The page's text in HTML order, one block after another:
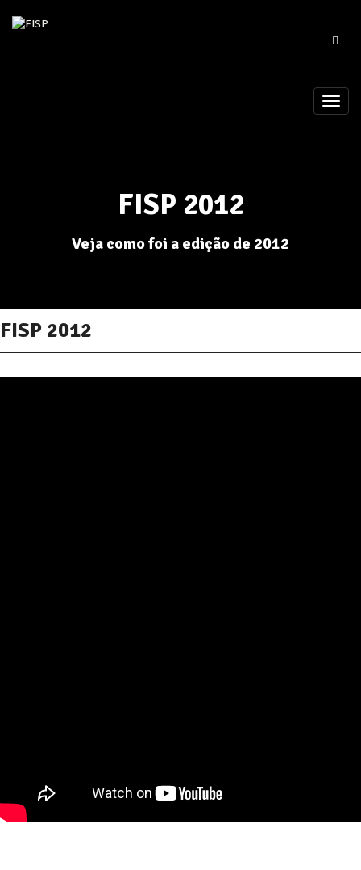
FISP 2012
Veja como foi a edição de 2012
FISP 2012